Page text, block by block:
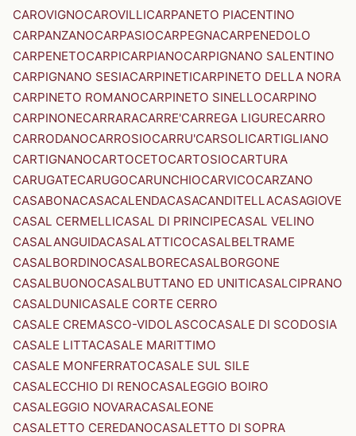
CAROVIGNOCAROVILLICARPANETO PIACENTINO
CARPANZANOCARPASIOCARPEGNACARPENEDOLO
CARPENETOCARPICARPIANOCARPIGNANO SALENTINO
CARPIGNANO SESIACARPINETICARPINETO DELLA NORA
CARPINETO ROMANOCARPINETO SINELLOCARPINO
CARPINONECARRARACARRE'CARREGA LIGURECARRO
CARRODANOCARROSIOCARRU'CARSOLICARTIGLIANO
CARTIGNANOCARTOCETOCARTOSIOCARTURA
CARUGATECARUGOCARUNCHIOCARVICOCARZANO
CASABONACASACALENDACASACANDITELLACASAGIOVE
CASAL CERMELLICASAL DI PRINCIPECASAL VELINO
CASALANGUIDACASALATTICOCASALBELTRAME
CASALBORDINOCASALBORECASALBORGONE
CASALBUONOCASALBUTTANO ED UNITICASALCIPRANO
CASALDUNICASALE CORTE CERRO
CASALE CREMASCO-VIDOLASCOCASALE DI SCODOSIA
CASALE LITTACASALE MARITTIMO
CASALE MONFERRATOCASALE SUL SILE
CASALECCHIO DI RENOCASALEGGIO BOIRO
CASALEGGIO NOVARACASALEONE
CASALETTO CEREDANOCASALETTO DI SOPRA